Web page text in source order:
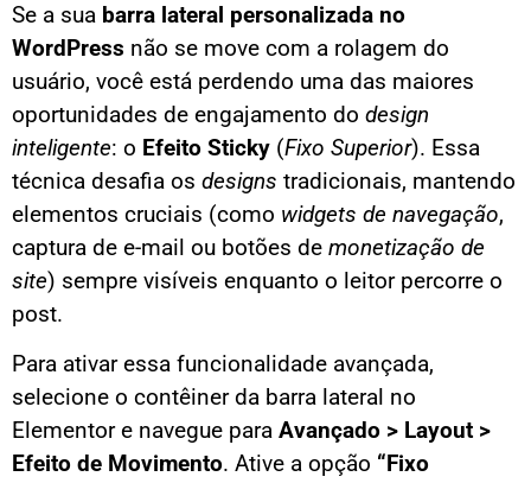
Se a sua barra lateral personalizada no
WordPress não se move com a rolagem do
usuário, você está perdendo uma das maiores
oportunidades de engajamento do design
inteligente: o Efeito Sticky (Fixo Superior). Essa
técnica desafia os designs tradicionais, mantendo
elementos cruciais (como widgets de navegação,
captura de e-mail ou botões de monetização de
site) sempre visíveis enquanto o leitor percorre o
post.
Para ativar essa funcionalidade avançada,
selecione o contêiner da barra lateral no
Elementor e navegue para Avançado > Layout >
Efeito de Movimento. Ative a opção “Fixo